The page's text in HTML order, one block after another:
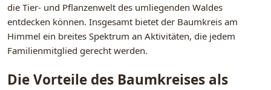
die Tier- und Pflanzenwelt des umliegenden Waldes
entdecken können. Insgesamt bietet der Baumkreis am
Himmel ein breites Spektrum an Aktivitäten, die jedem
Familienmitglied gerecht werden.
Die Vorteile des Baumkreises als